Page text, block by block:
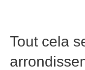
Tout cela